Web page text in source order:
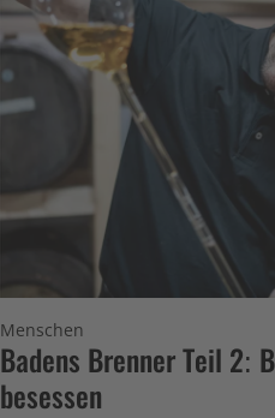
Menschen
Badens Brenner Teil 2:
besessen